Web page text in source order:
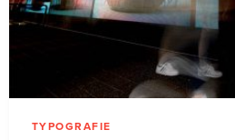
TYPOGRAFIE